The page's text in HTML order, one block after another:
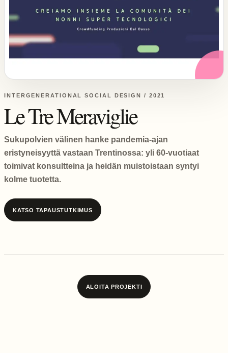
INTERGENERATIONAL SOCIAL DESIGN / 2021
Le Tre Meraviglie
Sukupolvien välinen hanke pandemia-ajan
eristyneisyyttä vastaan Trentinossa: yli 60-vuotiaat
toimivat konsultteina ja heidän muistoistaan syntyi
kolme tuotetta.
KATSO TAPAUSTUTKIMUS
ALOITA PROJEKTI